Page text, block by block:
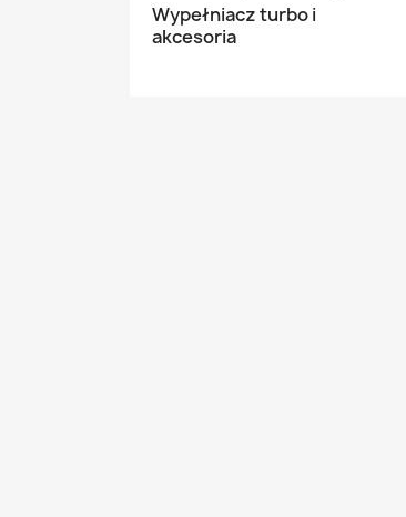
Wypełniacz turbo i
akcesoria